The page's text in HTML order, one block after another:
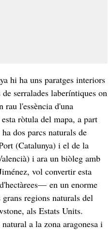
hi ha uns paratges interiors
serralades laberíntiques on
rau l'essència d'una
ròtula del mapa, a part
dos parcs naturals de
(Catalunya) i el de la
i ara un biòleg amb
vol convertir esta
en un enorme
regions naturals del
als Estats Units.
a la zona aragonesa i